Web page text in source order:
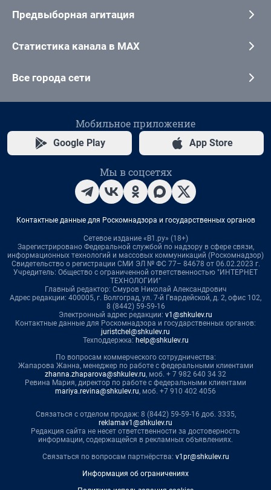
Предвыборная агитация
Статистика канала в MAX
Все города сети
Мобильное приложение
Google Play App Store
Мы в соцсетях
Контактные данные для Роскомнадзора и государственных органов
Сетевое издание «В1.ру» (18+)
Зарегистрировано Федеральной службой по надзору в сфере связи,
информационных технологий и массовых коммуникаций (Роскомнадзор)
Свидетельство о регистрации СМИ ЭЛ № ФС 77– 84678 от 06.02.2023 г.
Учредитель: Общество с ограниченной ответственностью "ИНТЕРНЕТ
ТЕХНОЛОГИИ"
Главный редактор: Смуров Николай Александрович
Адрес редакции: 400005, г. Волгоград, ул. 7-й Гвардейской, д. 2, офис 102,
8 (8442) 59-59-16
Электронный адрес редакции: v1@shkulev.ru
Контактные данные для Роскомнадзора и государственных органов:
juristchel@shkulev.ru
Техподдержка: help@shkulev.ru
По вопросам коммерческого сотрудничества:
Жапарова Жанна, менеджер по работе с федеральными клиентами
zhanna.zhaparova@shkulev.ru, моб. + 7 982 640 34 32
Ревина Мария, директор по работе с федеральными клиентами
mariya.revina@shkulev.ru, моб. +7 910 402 4056
Связаться с отделом продаж: 8 (8442) 59-59-16 доб. 3335,
reklamav1@shkulev.ru
Редакция сайта не несет ответственности за достоверность
информации, содержащейся в рекламных объявлениях.
Связаться по вопросам партнёрства: v1pr@shkulev.ru
Информация об ограничениях